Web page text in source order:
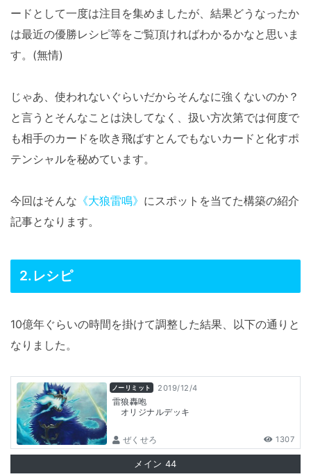
ードとして一度は注目を集めましたが、結果どうなったか
は最近の優勝レシピ等をご覧頂ければわかるかなと思いま
す。(無情)
じゃあ、使われないぐらいだからそんなに強くないのか？
と言うとそんなことは決してなく、扱い方次第では何度で
も相手のカードを吹き飛ばすとんでもないカードと化すポ
テンシャルを秘めています。
今回はそんな 《大狼雷鳴》 にスポットを当てた構築の紹介
記事となります。
2.レシピ
10億年ぐらいの時間を掛けて調整した結果、以下の通りと
なりました。
ノーリミット 2019/12/4
雷狼轟咆
オリジナルデッキ
ぜくせろ 1307
メイン 44